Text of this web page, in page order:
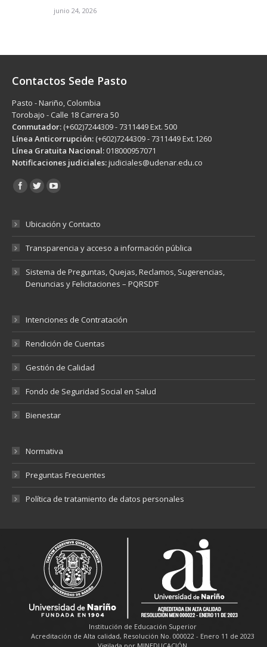
junio 24, 2026
Contactos Sede Pasto
Pasto - Nariño, Colombia
Torobajo - Calle 18 Carrera 50
Conmutador: (+602)7244309 - 7311449 Ext. 500
Línea Anticorrupción: (+602)7244309 - 7311449 Ext.1260
Línea Gratuita Nacional: 018000957071
Notificaciones judiciales:judiciales@udenar.edu.co
Encuéntranos en:
Ubicación y Contacto
Transparencia y acceso a información pública
Sistema de Preguntas, Quejas, Reclamos, Sugerencias,
Denuncias y Felicitaciones – PQRSD’F
Intenciones de Contratación
Rendición de Cuentas
Gestión de Calidad
Fondo de Seguridad Social en Salud
Bienestar
Normativa
Preguntas Frecuentes
Política de tratamiento de datos personales
Institución de Educación Superior
Acreditación de Alta calidad, Resolución No. 000022 - Enero 11 de 2023